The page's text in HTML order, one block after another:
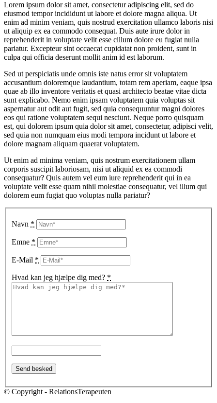
Lorem ipsum dolor sit amet, consectetur adipiscing elit, sed do
eiusmod tempor incididunt ut labore et dolore magna aliqua. Ut
enim ad minim veniam, quis nostrud exercitation ullamco laboris nisi
ut aliquip ex ea commodo consequat. Duis aute irure dolor in
reprehenderit in voluptate velit esse cillum dolore eu fugiat nulla
pariatur. Excepteur sint occaecat cupidatat non proident, sunt in
culpa qui officia deserunt mollit anim id est laborum.
Sed ut perspiciatis unde omnis iste natus error sit voluptatem
accusantium doloremque laudantium, totam rem aperiam, eaque ipsa
quae ab illo inventore veritatis et quasi architecto beatae vitae dicta
sunt explicabo. Nemo enim ipsam voluptatem quia voluptas sit
aspernatur aut odit aut fugit, sed quia consequuntur magni dolores
eos qui ratione voluptatem sequi nesciunt. Neque porro quisquam
est, qui dolorem ipsum quia dolor sit amet, consectetur, adipisci velit,
sed quia non numquam eius modi tempora incidunt ut labore et
dolore magnam aliquam quaerat voluptatem.
Ut enim ad minima veniam, quis nostrum exercitationem ullam
corporis suscipit laboriosam, nisi ut aliquid ex ea commodi
consequatur? Quis autem vel eum iure reprehenderit qui in ea
voluptate velit esse quam nihil molestiae consequatur, vel illum qui
dolorem eum fugiat quo voluptas nulla pariatur?
Navn *
Emne *
E-Mail *
Hvad kan jeg hjælpe dig med? *
© Copyright - RelationsTerapeuten